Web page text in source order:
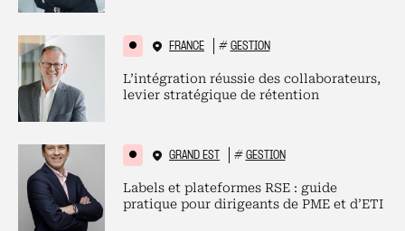
FRANCE # GESTION
L’intégration réussie des collaborateurs,
levier stratégique de rétention
GRAND EST # GESTION
Labels et plateformes RSE : guide
pratique pour dirigeants de PME et d’ETI